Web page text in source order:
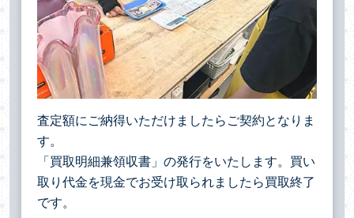
査定額にご納得いただけましたらご契約となりま
す。
「買取明細兼領収書」の発行をいたします。買い
取り代金を現金でお受け取られましたら買取終了
です。